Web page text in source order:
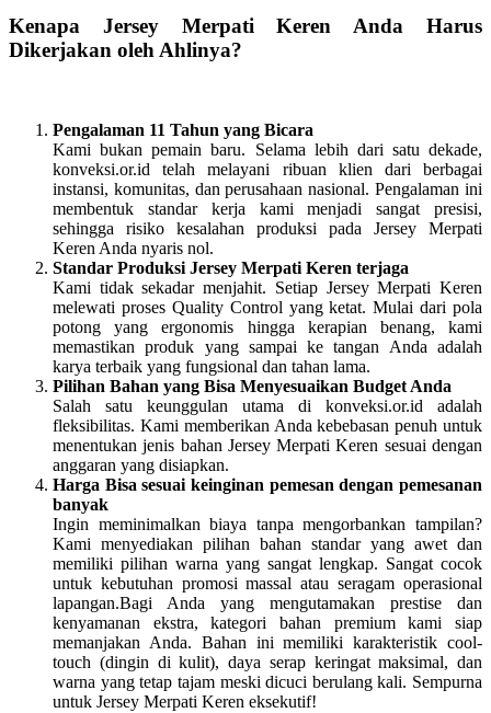
Kenapa Jersey Merpati Keren Anda Harus
Dikerjakan oleh Ahlinya?
Pengalaman 11 Tahun yang Bicara
Kami bukan pemain baru. Selama lebih dari satu dekade,
konveksi.or.id telah melayani ribuan klien dari berbagai
instansi, komunitas, dan perusahaan nasional. Pengalaman ini
membentuk standar kerja kami menjadi sangat presisi,
sehingga risiko kesalahan produksi pada Jersey Merpati
Keren Anda nyaris nol.
Standar Produksi Jersey Merpati Keren terjaga
Kami tidak sekadar menjahit. Setiap Jersey Merpati Keren
melewati proses Quality Control yang ketat. Mulai dari pola
potong yang ergonomis hingga kerapian benang, kami
memastikan produk yang sampai ke tangan Anda adalah
karya terbaik yang fungsional dan tahan lama.
Pilihan Bahan yang Bisa Menyesuaikan Budget Anda
Salah satu keunggulan utama di konveksi.or.id adalah
fleksibilitas. Kami memberikan Anda kebebasan penuh untuk
menentukan jenis bahan Jersey Merpati Keren sesuai dengan
anggaran yang disiapkan.
Harga Bisa sesuai keinginan pemesan dengan pemesanan
banyak
Ingin meminimalkan biaya tanpa mengorbankan tampilan?
Kami menyediakan pilihan bahan standar yang awet dan
memiliki pilihan warna yang sangat lengkap. Sangat cocok
untuk kebutuhan promosi massal atau seragam operasional
lapangan.Bagi Anda yang mengutamakan prestise dan
kenyamanan ekstra, kategori bahan premium kami siap
memanjakan Anda. Bahan ini memiliki karakteristik cool-
touch (dingin di kulit), daya serap keringat maksimal, dan
warna yang tetap tajam meski dicuci berulang kali. Sempurna
untuk Jersey Merpati Keren eksekutif!